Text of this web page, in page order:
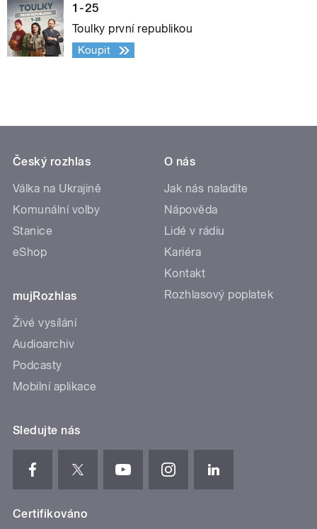
1-25
Toulky první republikou
Koupit
Český rozhlas
Válka na Ukrajině
Komunální volby
Stanice
eShop
mujRozhlas
Živé vysílání
Audioarchiv
Podcasty
Mobilní aplikace
O nás
Jak nás naladíte
Nápověda
Lidé v rádiu
Kariéra
Kontakt
Rozhlasový poplatek
Sledujte nás
Certifikováno